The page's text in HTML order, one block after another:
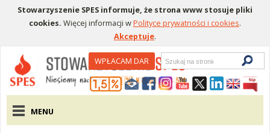
Stowarzyszenie SPES informuje, że strona www stosuje pliki
cookies. Więcej informacji wPolityce prywatności i cookies.
Akceptuje.
Menu pomocniczeWPŁACAM DAR
Wyszukiwarka
Menu główne
MENU